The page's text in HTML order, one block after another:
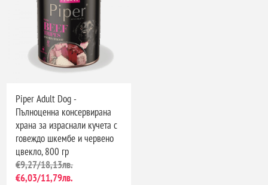
Piper Adult Dog -
Пълноценна консервирана
храна за израснали кучета с
говеждо шкембе и червено
цвекло, 800 гр
€9,27/18,13лв.
€6,03/11,79лв.